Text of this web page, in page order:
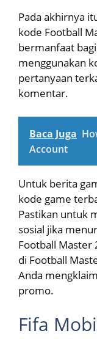
Pada akhirnya
kode Football
bermanfaat
menggunakan
pertanyaan
komentar.
Baca Juga
Account
Untuk berita
kode game
Pastikan untuk
sosial jika
Football Master
di Football
Anda
promo.
Fifa